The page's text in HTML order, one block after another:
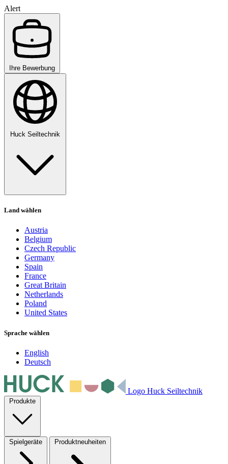
Alert
Ihre Bewerbung
Huck Seiltechnik
Land wählen
Austria
Belgium
Czech Republic
Germany
Spain
France
Great Britain
Netherlands
Poland
United States
Sprache wählen
English
Deutsch
Logo Huck Seiltechnik
Produkte
Spielgeräte Produktneuheiten